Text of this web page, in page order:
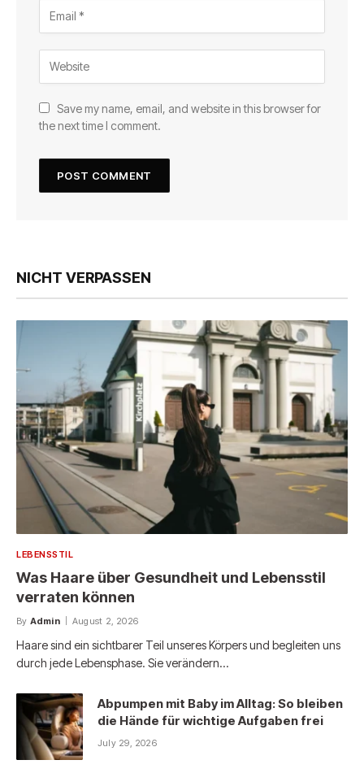
Save my name, email, and website in this browser for
the next time I comment.
NICHT VERPASSEN
LEBENSSTIL
Was Haare über Gesundheit und Lebensstil
verraten können
By Admin August 2, 2026
Haare sind ein sichtbarer Teil unseres Körpers und begleiten uns
durch jede Lebensphase. Sie verändern…
Abpumpen mit Baby im Alltag: So bleiben
die Hände für wichtige Aufgaben frei
July 29, 2026